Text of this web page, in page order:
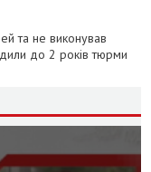
та не виконував
до 2 років тюрми